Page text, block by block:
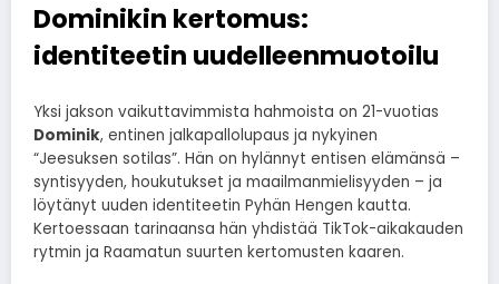
Dominikin kertomus:
identiteetin uudelleenmuotoilu
Yksi jakson vaikuttavimmista hahmoista on 21-vuotias
Dominik, entinen jalkapallolupaus ja nykyinen
“Jeesuksen sotilas”. Hän on hylännyt entisen elämänsä –
syntisyyden, houkutukset ja maailmanmielisyyden – ja
löytänyt uuden identiteetin Pyhän Hengen kautta.
Kertoessaan tarinaansa hän yhdistää TikTok-aikakauden
rytmin ja Raamatun suurten kertomusten kaaren.